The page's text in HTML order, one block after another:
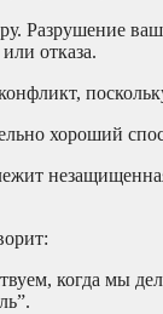
Разрушение
отказа.
хороший
когда мы